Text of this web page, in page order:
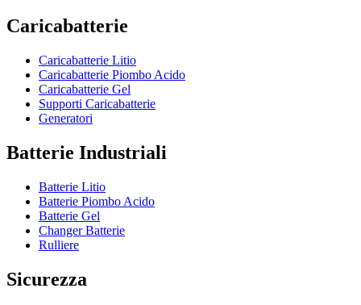
Caricabatterie
Caricabatterie Litio
Caricabatterie Piombo Acido
Caricabatterie Gel
Supporti Caricabatterie
Generatori
Batterie Industriali
Batterie Litio
Batterie Piombo Acido
Batterie Gel
Changer Batterie
Rulliere
Sicurezza